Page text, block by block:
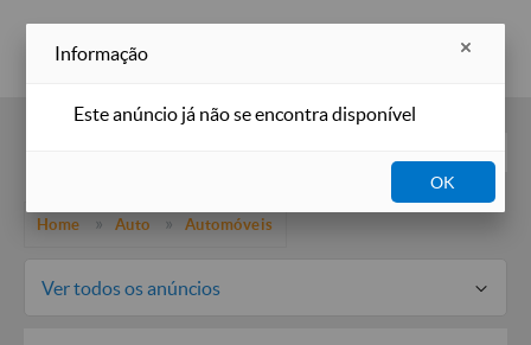
Home Auto Automóveis
Ver todos os anúncios
Informação
Este anúncio já não se encontra disponível
OK